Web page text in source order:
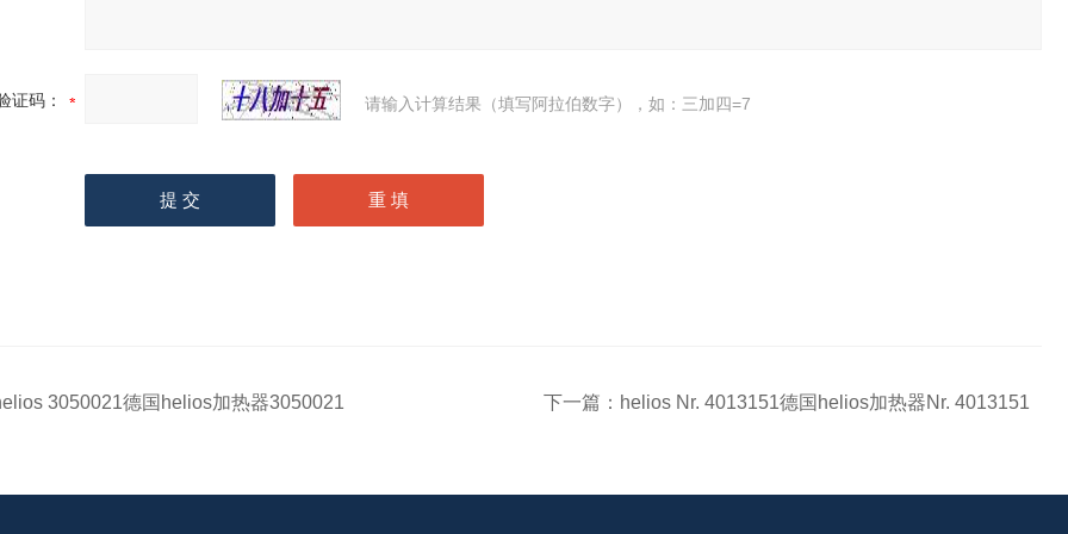
证码： 请输入计算结果（填写阿拉伯数字），如：三加四=7
3050021德国helios加热器3050021 下一篇： helios Nr. 4013151德国helios加热器Nr. 4013151